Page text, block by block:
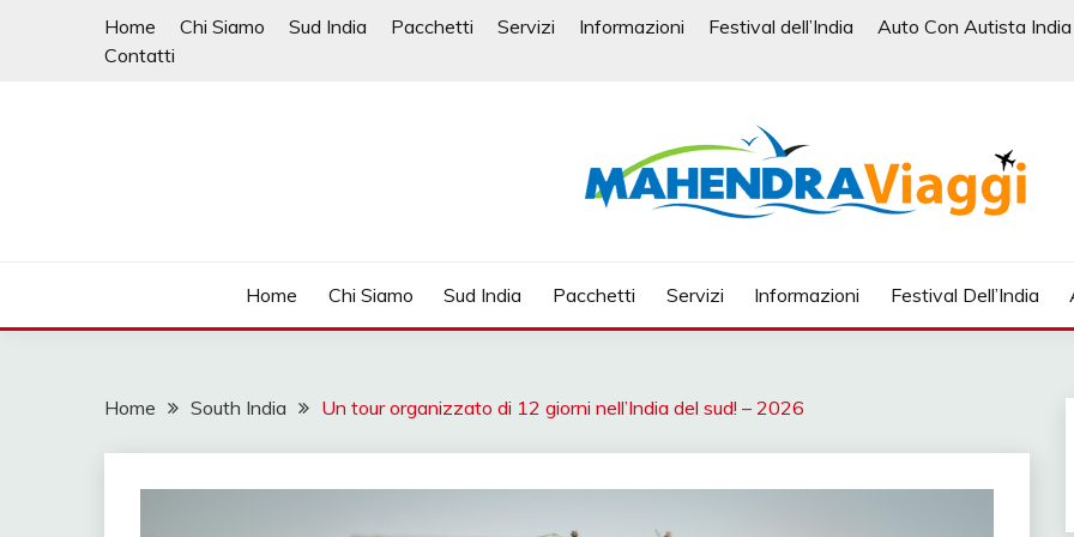
Home Chi Siamo Sud India Pacchetti Servizi Informazioni Festival dell’India
Auto Con Autista India
Contatti
AUTISTA IN INDIA, VIAGGI SU
VIAGGIO,VIAGGIO IN NORD INDIA, VIAGGIO
NORD, VIAGGIO IN SUD, NOLEGGIO DI
INDIA, VIAGGI INDIA, VIAGGIO IN INDIA CON
AGENZIA VIAGGI IN INDIA, AGENZIA VIAGGI
VIAGGI IN RAJASTHAN,AGENZIA
Home Chi Siamo Sud India Pacchetti Servizi Informazioni Festival Dell’India
Home South India Un tour organizzato di 12 giorni nell’India del sud! – 2026